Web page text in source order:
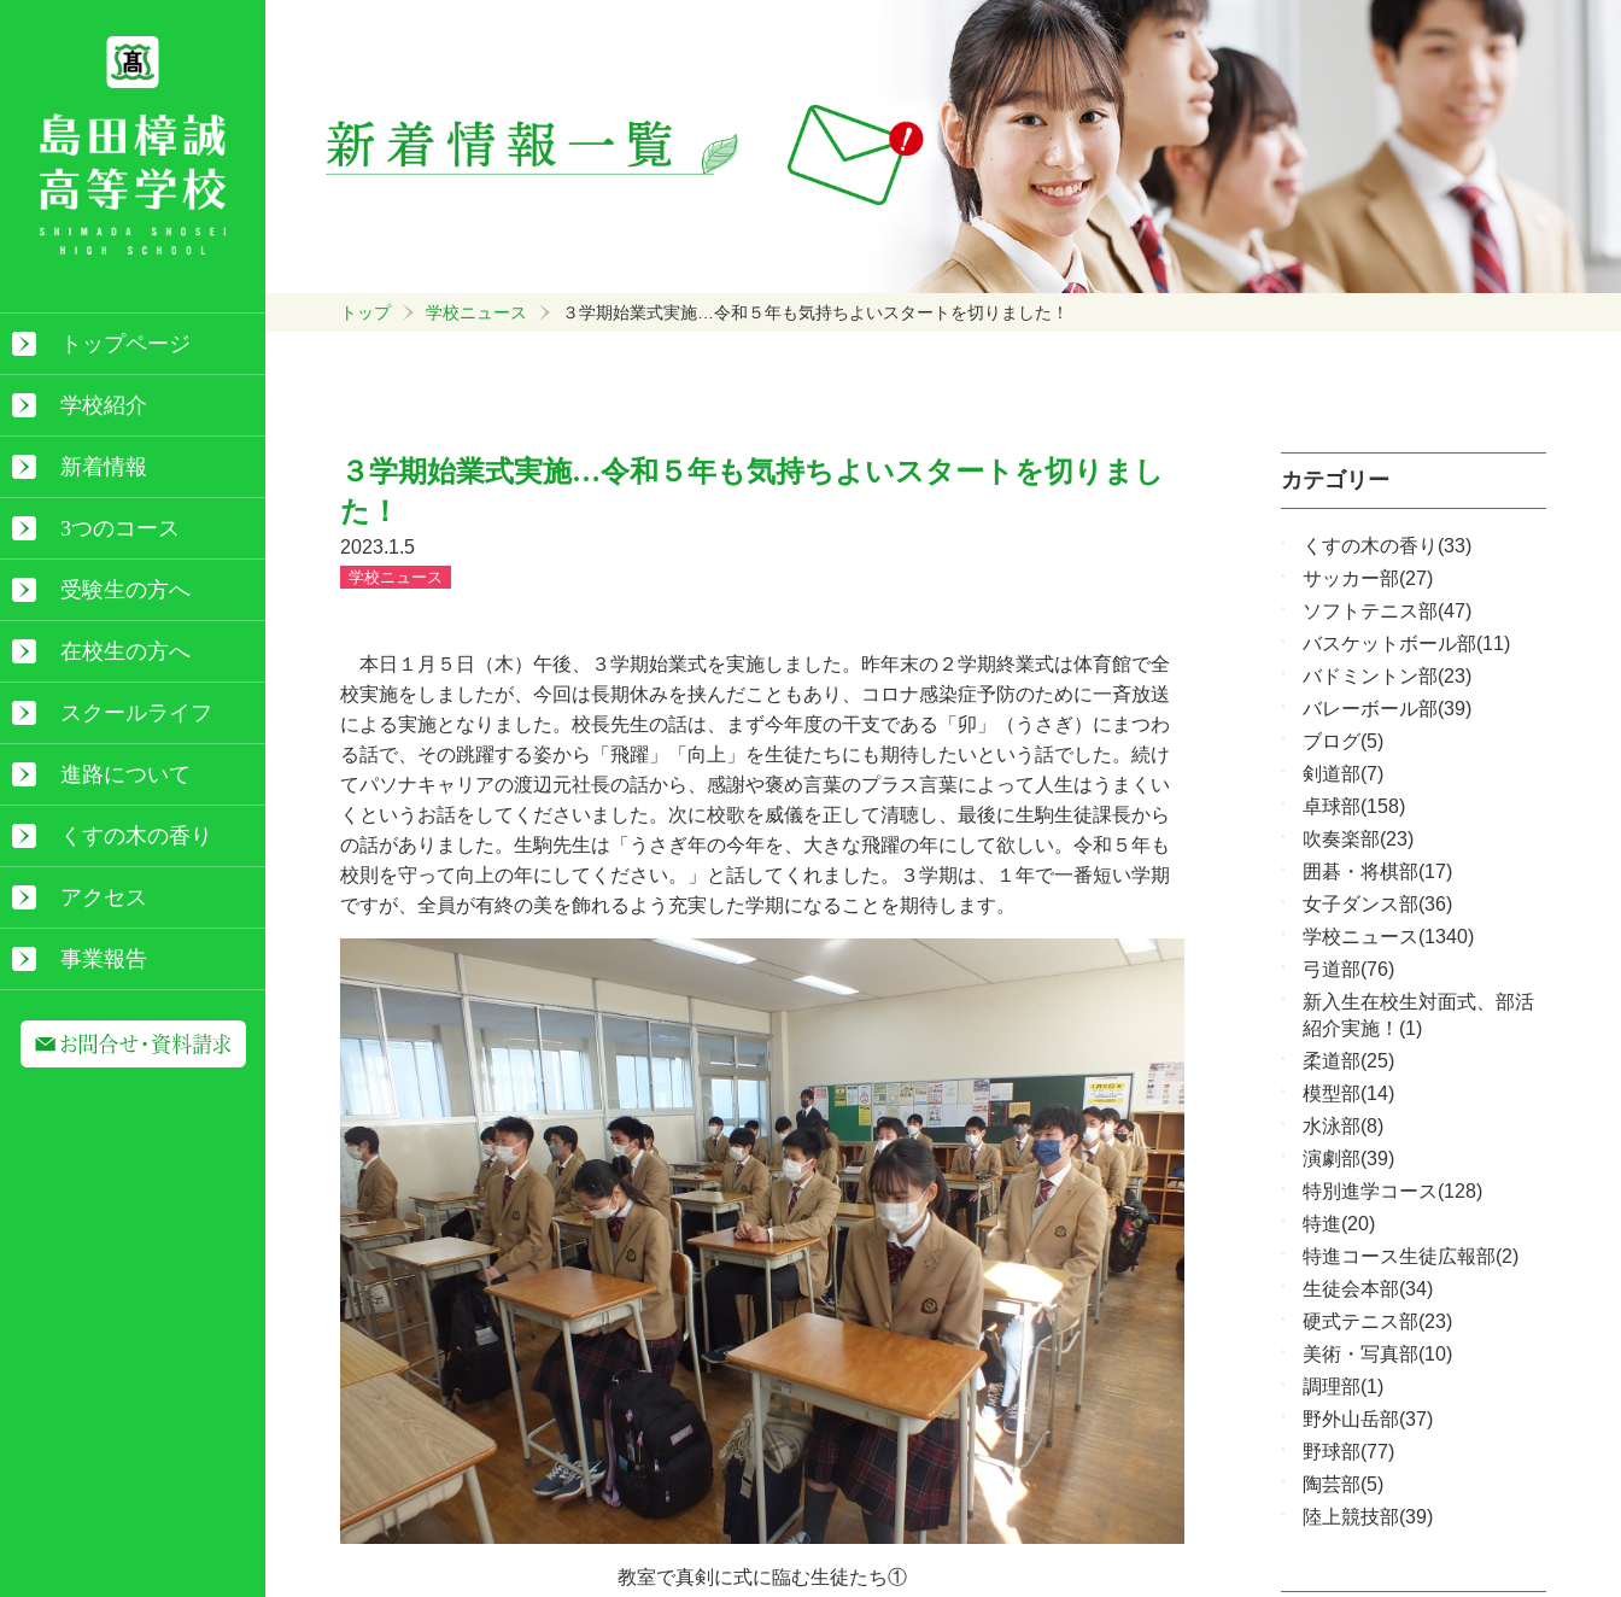
トップページ
学校紹介
新着情報
3つのコース
受験生の方へ
在校生の方へ
スクールライフ
進路について
くすの木の香り
アクセス
事業報告
トップ 学校ニュース ３学期始業式実施…令和５年も気持ちよいスタートを切りました！
３学期始業式実施…令和５年も気持ちよいスタートを切りまし
た！
2023.1.5
学校ニュース
本日１月５日（木）午後、３学期始業式を実施しました。昨年末の２学期終業式は体育館で全
校実施をしましたが、今回は長期休みを挟んだこともあり、コロナ感染症予防のために一斉放送
による実施となりました。校長先生の話は、まず今年度の干支である「卯」（うさぎ）にまつわ
る話で、その跳躍する姿から「飛躍」「向上」を生徒たちにも期待したいという話でした。続け
てパソナキャリアの渡辺元社長の話から、感謝や褒め言葉のプラス言葉によって人生はうまくい
くというお話をしてくださいました。次に校歌を威儀を正して清聴し、最後に生駒生徒課長から
の話がありました。生駒先生は「うさぎ年の今年を、大きな飛躍の年にして欲しい。令和５年も
校則を守って向上の年にしてください。」と話してくれました。３学期は、１年で一番短い学期
ですが、全員が有終の美を飾れるよう充実した学期になることを期待します。
教室で真剣に式に臨む生徒たち①
カテゴリー
くすの木の香り(33)
サッカー部(27)
ソフトテニス部(47)
バスケットボール部(11)
バドミントン部(23)
バレーボール部(39)
ブログ(5)
剣道部(7)
卓球部(158)
吹奏楽部(23)
囲碁・将棋部(17)
女子ダンス部(36)
学校ニュース(1340)
弓道部(76)
新入生在校生対面式、部活
紹介実施！(1)
柔道部(25)
模型部(14)
水泳部(8)
演劇部(39)
特別進学コース(128)
特進(20)
特進コース生徒広報部(2)
生徒会本部(34)
硬式テニス部(23)
美術・写真部(10)
調理部(1)
野外山岳部(37)
野球部(77)
陶芸部(5)
陸上競技部(39)